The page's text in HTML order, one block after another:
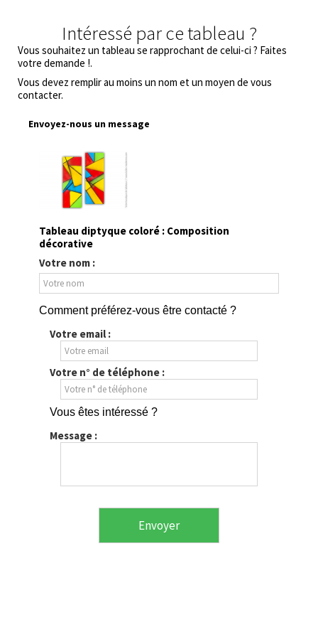
Intéressé par ce tableau ?
Vous souhaitez un tableau se rapprochant de celui-ci ? Faites
votre demande !.
Vous devez remplir au moins un nom et un moyen de vous
contacter.
Envoyez-nous un message
Tableau diptyque coloré : Composition
décorative
Votre nom :
Comment préférez-vous être contacté ?
Votre email :
Votre n° de téléphone :
Vous êtes intéressé ?
Message :
Envoyer